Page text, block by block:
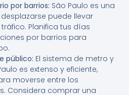
por barrios: São Paulo es una
puede llevar
Planifica tus días
por barrios para
público: El sistema de metro y
es extenso y eficiente,
moverse entre los
Considera comprar una